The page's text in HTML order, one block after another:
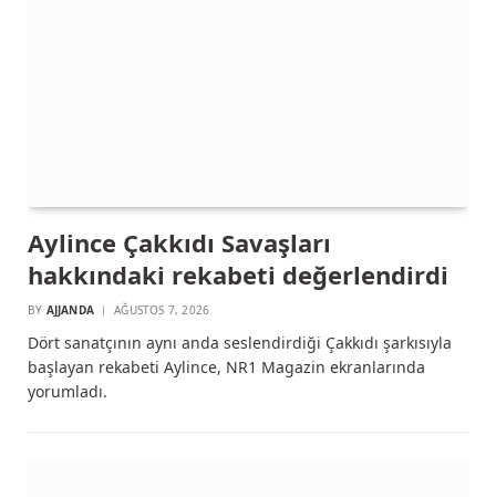
Aylince Çakkıdı Savaşları
hakkındaki rekabeti değerlendirdi
BY AJJANDA AĞUSTOS 7, 2026
Dört sanatçının aynı anda seslendirdiği Çakkıdı şarkısıyla
başlayan rekabeti Aylince, NR1 Magazin ekranlarında
yorumladı.